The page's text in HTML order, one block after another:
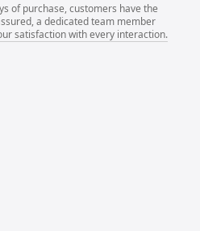
of purchase, customers have the
a dedicated team member
satisfaction with every interaction.